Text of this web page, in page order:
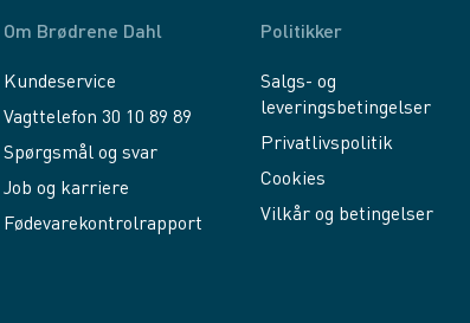
Om Brødrene Dahl
Kundeservice
Vagttelefon 30 10 89 89
Spørgsmål og svar
Job og karriere
Fødevarekontrolrapport
Politikker
Salgs- og
leveringsbetingelser
Privatlivspolitik
Cookies
Vilkår og betingelser